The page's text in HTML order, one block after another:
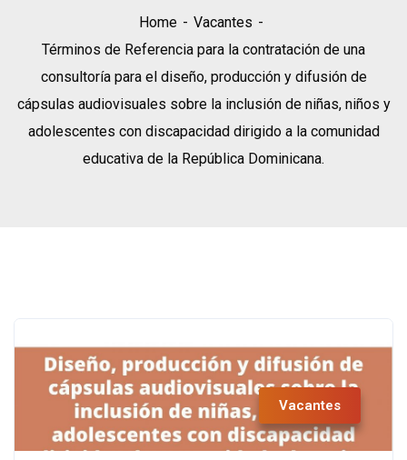
Home
Vacantes
Términos de Referencia para la contratación de una
consultoría para el diseño, producción y difusión de
cápsulas audiovisuales sobre la inclusión de niñas, niños y
adolescentes con discapacidad dirigido a la comunidad
educativa de la República Dominicana.
Vacantes